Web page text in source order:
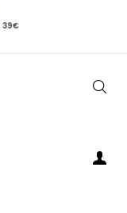
39€